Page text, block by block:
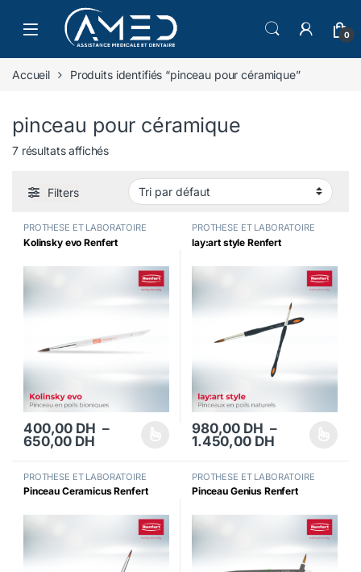
Skip to navigation
Skip to content
0
Accueil Produits identifiés “pinceau pour céramique”
pinceau pour céramique
7 résultats affichés
Filters
PROTHESE ET LABORATOIRE
Kolinsky evo Renfert
400,00 DH –
650,00 DHPlage de prix : 400,00 DH à 650,00 DH
Ce produit a plusieurs variations. Les options peuvent être
PROTHESE ET LABORATOIRE
lay:art style Renfert
980,00 DH –
1.450,00 DHPlage de
Ce produit a plusieurs
PROTHESE ET LABORATOIRE
Pinceau Ceramicus Renfert
PROTHESE ET LABORATOIRE
Pinceau Genius Renfert